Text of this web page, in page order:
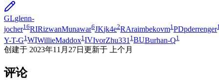
GLglenn-
jocher16RIRizwanMunawar6JKjk4e2RAraimbekovm1PDpderrenger
Y-T-G1 WIWillieMaddox1 IVIvorZhu331 1 BUBurhan-Q1
创建于 2023年11月27日 更新于 上个月
评论